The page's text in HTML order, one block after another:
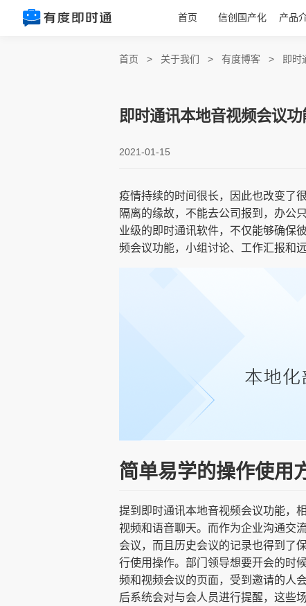
首页 信创国产化 产品
首页 > 关于我们 > 有度博客 > 即时
即时通讯本地音视频会议
2021-01-15
疫情持续的时间很长，因此也改变了
隔离的缘故，不能去公司报到，办公
业级的即时通讯软件，不仅能够确保
频会议功能，小组讨论、工作汇报和
简单易学的操作使用
提到即时通讯本地音视频会议功能，
视频和语音聊天。而作为企业沟通交
会议，而且历史会议的记录也得到了
行使用操作。部门领导想要开会的时
频和视频会议的页面，受到邀请的人
后系统会对与会人员进行提醒，这些